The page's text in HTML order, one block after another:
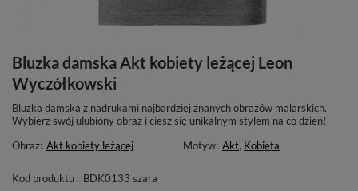
Bluzka damska Akt kobiety leżącej Leon
Wyczółkowski
Bluzka damska z nadrukami najbardziej znanych obrazów malarskich.
Wybierz swój ulubiony obraz i ciesz się unikalnym stylem na co dzień!
Obraz: Akt kobiety leżącej Motyw: Akt, Kobieta
Kod produktu : BDK0133 szara